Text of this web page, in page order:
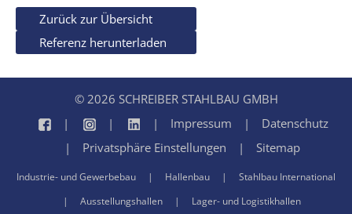
Zurück zur Übersicht
Referenz herunterladen
© 2026 SCHREIBER STAHLBAU GMBH
Impressum
Datenschutz
Privatsphäre Einstellungen
Sitemap
Industrie- und Gewerbebau Hallenbau
Stahlbau International
Ausstellungshallen
Lager- und Logistikhallen